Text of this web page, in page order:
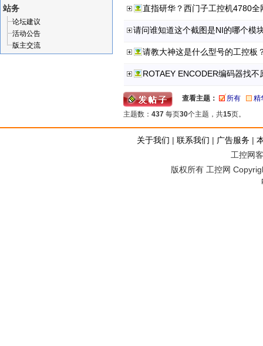
站务
论坛建议
活动公告
版主交流
直指研华？西门子工控机4780全
请问谁知道这个截图是NI的哪个模
请教大神这是什么型号的工控板
ROTAEY ENCODER编码器找不
查看主题： 所有
精
主题数： 437 每页30个主题，共15页。
关于我们 | 联系我们 | 广告服务 |
工控网
版权所有 工控网